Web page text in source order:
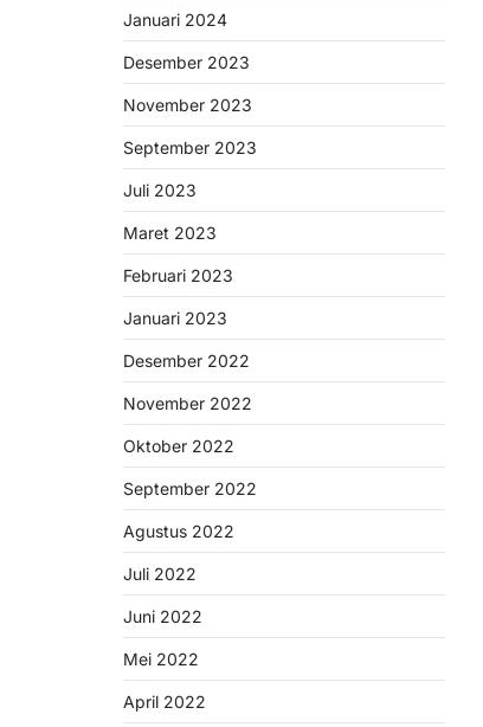
Januari 2024
Desember 2023
November 2023
September 2023
Juli 2023
Maret 2023
Februari 2023
Januari 2023
Desember 2022
November 2022
Oktober 2022
September 2022
Agustus 2022
Juli 2022
Juni 2022
Mei 2022
April 2022